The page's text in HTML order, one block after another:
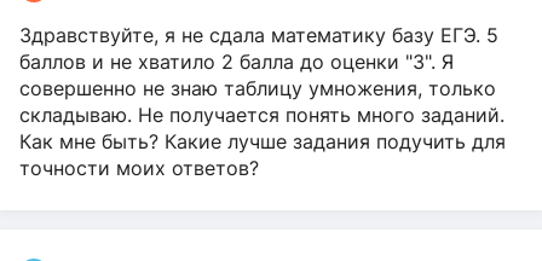
Здравствуйте, я не сдала математику базу ЕГЭ. 5
баллов и не хватило 2 балла до оценки "3". Я
совершенно не знаю таблицу умножения, только
складываю. Не получается понять много заданий.
Как мне быть? Какие лучше задания подучить для
точности моих ответов?